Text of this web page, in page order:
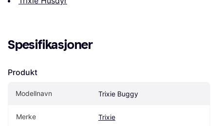
Spesifikasjoner
Produkt
Modellnavn Trixie Buggy
Merke Trixie